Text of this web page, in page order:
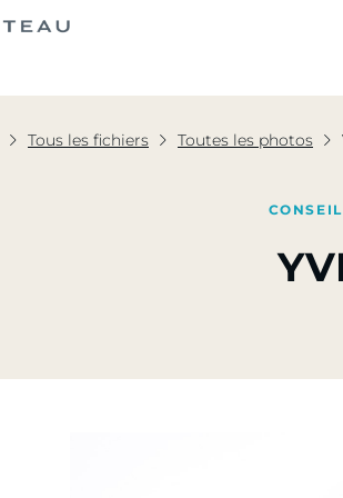
Tous les fichiers Toutes les photos